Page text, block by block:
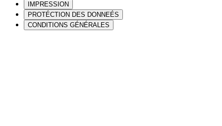
IMPRESSION
PROTÉCTION DES DONNEÉS
CONDITIONS GÉNÉRALES